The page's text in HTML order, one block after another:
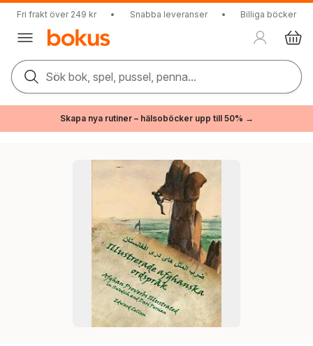
Fri frakt över 249 kr • Snabba leveranser • Billiga böcker
Sök bok, spel, pussel, penna...
Skapa nya rutiner – hälsoböcker upp till 50% →